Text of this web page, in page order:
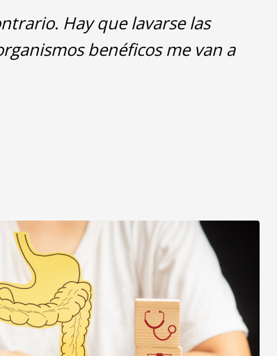
Hay que lavarse las
benéficos me van a